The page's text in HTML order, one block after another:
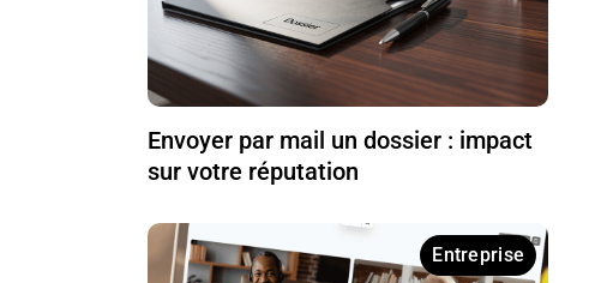
Envoyer par mail un dossier : impact
sur votre réputation
Entreprise